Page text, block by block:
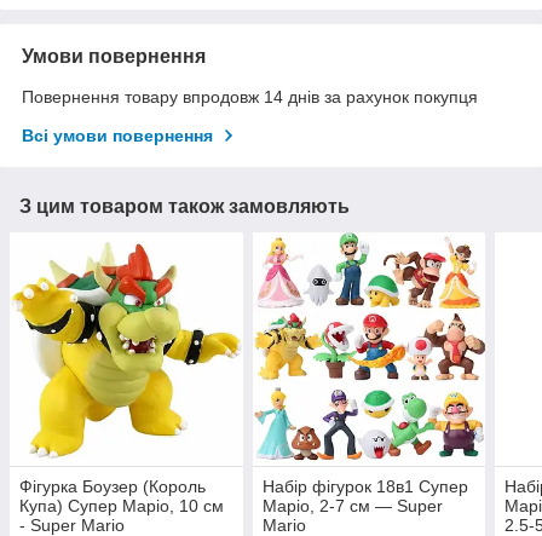
Умови повернення
Повернення товару впродовж 14 днів за рахунок покупця
Всі умови повернення
З цим товаром також замовляють
Фігурка Боузер (Король
Купа) Супер Маріо, 10 см
- Super Mario
Набір фігурок 18в1 Супер
Маріо, 2-7 см — Super
Mario
2.5-